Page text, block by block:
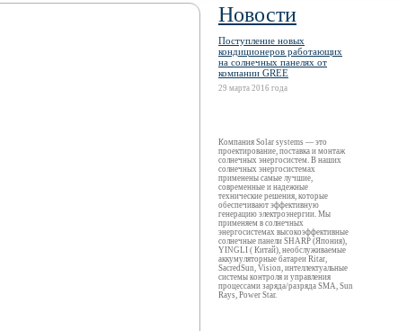
Новости
Поступление новых
кондиционеров работающих
на солнечных панелях от
компании GREE
29 марта 2016 года
Компания Solar systems — это
проектирование, поставка и монтаж
солнечных энергосистем. В наших
солнечных энергосистемах
применены самые лучшие,
современные и надежные
технические решения, которые
обеспечивают эффективную
генерацию электроэнергии. Мы
применяем в солнечных
энергосистемах высокоэффективные
солнечные панели SHARP (Япония),
YINGLI ( Китай), необслуживаемые
аккумуляторные батареи Ritar,
SacredSun, Vision, интеллектуальные
системы контроля и управления
процессами заряда/разряда SMA, Sun
Rays, Power Star.